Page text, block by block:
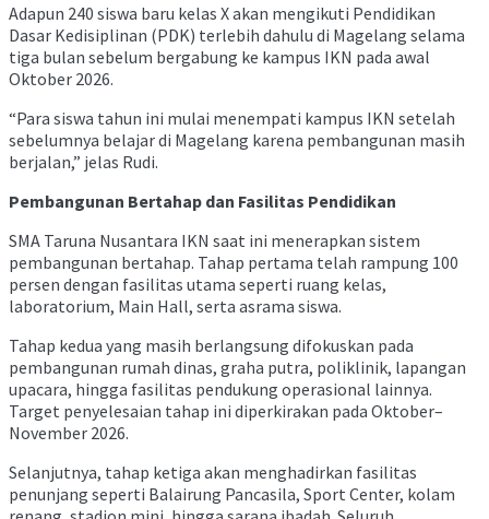
Adapun 240 siswa baru kelas X akan mengikuti Pendidikan
Dasar Kedisiplinan (PDK) terlebih dahulu di Magelang selama
tiga bulan sebelum bergabung ke kampus IKN pada awal
Oktober 2026.
“Para siswa tahun ini mulai menempati kampus IKN setelah
sebelumnya belajar di Magelang karena pembangunan masih
berjalan,” jelas Rudi.
Pembangunan Bertahap dan Fasilitas Pendidikan
SMA Taruna Nusantara IKN saat ini menerapkan sistem
pembangunan bertahap. Tahap pertama telah rampung 100
persen dengan fasilitas utama seperti ruang kelas,
laboratorium, Main Hall, serta asrama siswa.
Tahap kedua yang masih berlangsung difokuskan pada
pembangunan rumah dinas, graha putra, poliklinik, lapangan
upacara, hingga fasilitas pendukung operasional lainnya.
Target penyelesaian tahap ini diperkirakan pada Oktober–
November 2026.
Selanjutnya, tahap ketiga akan menghadirkan fasilitas
penunjang seperti Balairung Pancasila, Sport Center, kolam